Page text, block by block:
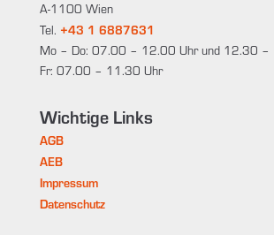
A-1100 Wien
Tel. +43 1 6887631
Mo – Do: 07.00 – 12.00 Uhr und 12.30 –
Fr: 07.00 – 11.30 Uhr
Wichtige Links
AGB
AEB
Impressum
Datenschutz